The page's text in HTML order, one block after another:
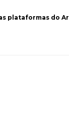
plataformas do